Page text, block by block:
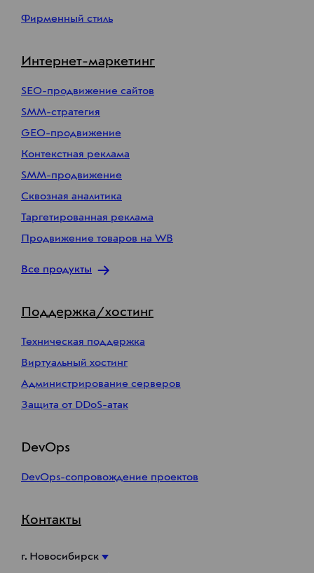
Фирменный стиль
Интернет-маркетинг
SEO-продвижение сайтов
SMM-стратегия
GEO-продвижение
Контекстная реклама
SMM-продвижение
Сквозная аналитика
Таргетированная реклама
Продвижение товаров на WB
Все продукты
Поддержка/хостинг
Техническая поддержка
Виртуальный хостинг
Администрирование серверов
Защита от DDoS-атак
DevOps
DevOps-сопровождение проектов
Контакты
г. Новосибирск